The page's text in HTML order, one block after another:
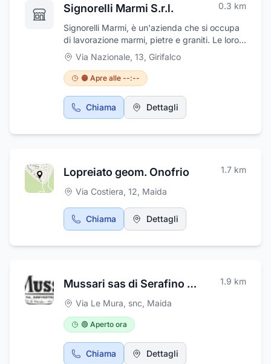
Signorelli Marmi S.r.l. 0.3 km
Signorelli Marmi, è un'azienda che si occupa
di lavorazione marmi, pietre e graniti. Le loro
lavorazioni, comprendono segagione dei
blocchi, lucidatura delle lastre, taglio delle
lastre lucidatura dei semilavorati, imballaggio
e spedizione, con personale altamente
qualificato e macchinari all'avanguardia(in
particolare modo taglio Waterjet ad acqua) in
sia su disegno, che su sagome fornite dai
Via Nazionale, 13, Girifalco
🟠 Apre alle --:--
Chiama Dettagli
Lopreiato geom. Onofrio 1.7 km
Via Costiera, 12, Maida
Chiama Dettagli
Mussari sas di Serafino Mussari & C. 1.9 km
Via Le Mura, snc, Maida
🟢 Aperto ora
Chiama Dettagli